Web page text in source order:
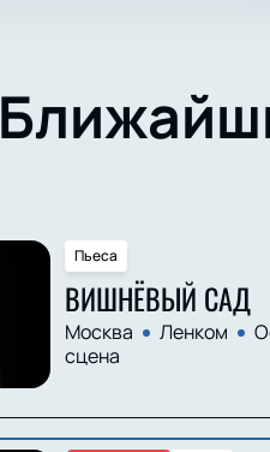
Пьеса
ВИШНЁВЫЙ САД
Москва Ленком
сцена